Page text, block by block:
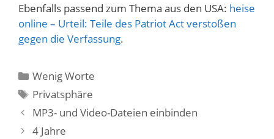
Ebenfalls passend zum Thema aus den USA: heise
online – Urteil: Teile des Patriot Act verstoßen
gegen die Verfassung.
Kategorien
Wenig Worte
Schlagwörter
Privatsphäre
MP3- und Video-Dateien einbinden
4 Jahre